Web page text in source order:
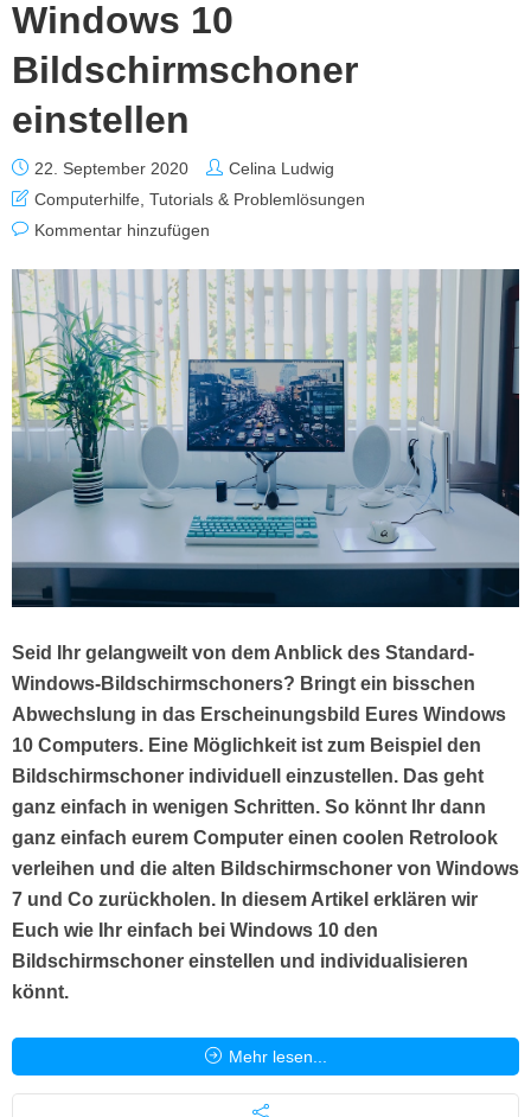
Windows 10
Bildschirmschoner
einstellen
22. September 2020
Celina Ludwig
Computerhilfe Tutorials & Problemlösungen
Kommentar hinzufügen
Seid Ihr gelangweilt von dem Anblick des Standard-
Windows-Bildschirmschoners? Bringt ein bisschen
Abwechslung in das Erscheinungsbild Eures Windows
10 Computers. Eine Möglichkeit ist zum Beispiel den
Bildschirmschoner individuell einzustellen. Das geht
ganz einfach in wenigen Schritten. So könnt Ihr dann
ganz einfach eurem Computer einen coolen Retrolook
verleihen und die alten Bildschirmschoner von Windows
7 und Co zurückholen. In diesem Artikel erklären wir
Euch wie Ihr einfach bei Windows 10 den
Bildschirmschoner einstellen und individualisieren
könnt.
Mehr lesen...